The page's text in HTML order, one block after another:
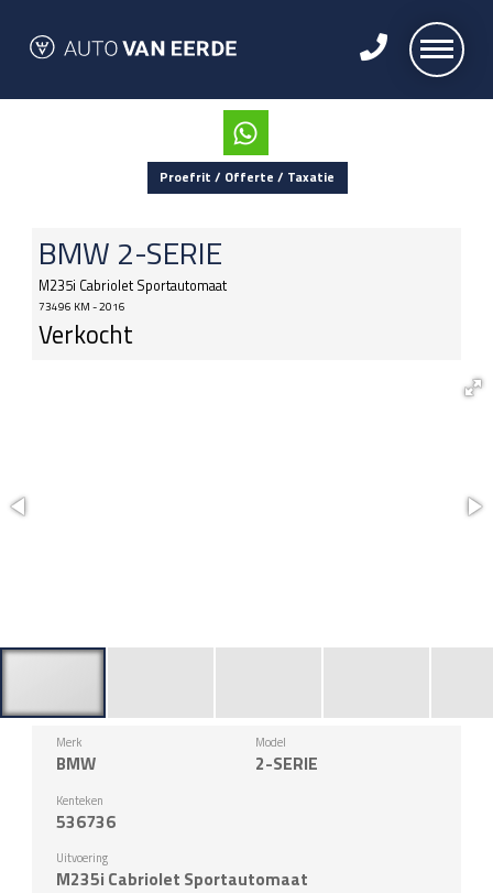
Proefrit / Offerte / Taxatie
BMW 2-SERIE
M235i Cabriolet Sportautomaat
73496 KM - 2016
Verkocht
Merk
BMW
Model
2-SERIE
Kenteken
536736
Uitvoering
M235i Cabriolet Sportautomaat